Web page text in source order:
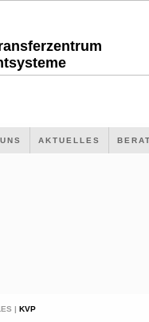
AKTUELLES
| KVP